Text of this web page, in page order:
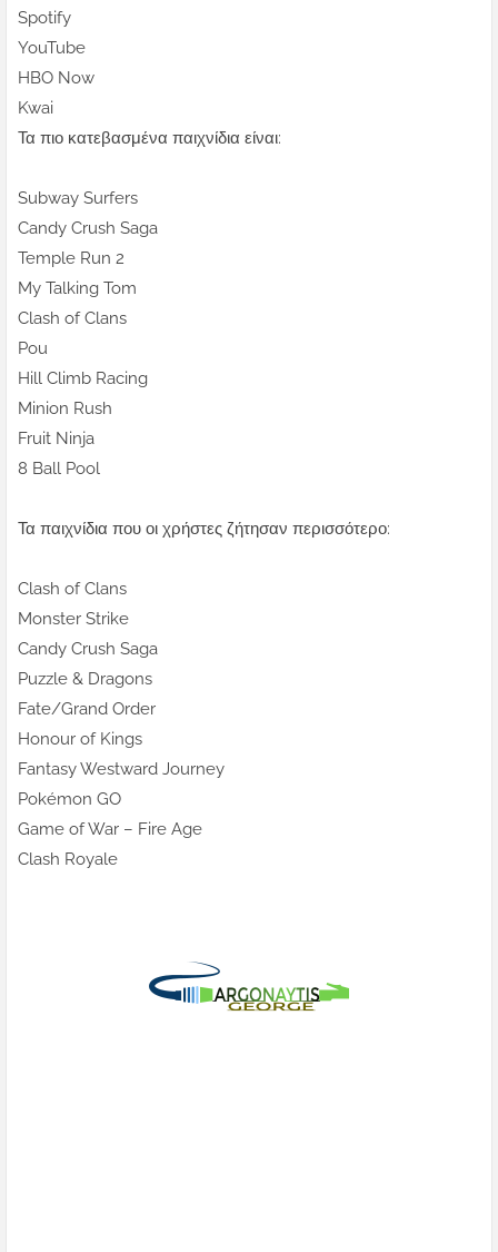
Spotify
YouTube
HBO Now
Kwai
Τα πιο κατεβασμένα παιχνίδια είναι:
Subway Surfers
Candy Crush Saga
Temple Run 2
My Talking Tom
Clash of Clans
Pou
Hill Climb Racing
Minion Rush
Fruit Ninja
8 Ball Pool
Τα παιχνίδια που οι χρήστες ζήτησαν περισσότερο:
Clash of Clans
Monster Strike
Candy Crush Saga
Puzzle & Dragons
Fate/Grand Order
Honour of Kings
Fantasy Westward Journey
Pokémon GO
Game of War – Fire Age
Clash Royale